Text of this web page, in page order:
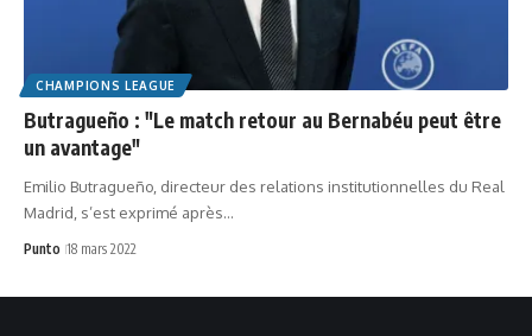
CHAMPIONS LEAGUE
Butragueño : "Le match retour au Bernabéu peut être
un avantage"
Emilio Butragueño, directeur des relations institutionnelles du Real
Madrid, s’est exprimé après…
Punto 18 mars 2022